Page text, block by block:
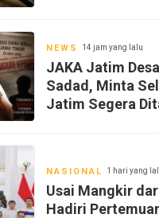
NEWS 14 jam yang lalu
JAKA Jatim
Sadad, Minta
Jatim Segera
NASIONAL 1 hari yang
Usai Mangkir
Hadiri